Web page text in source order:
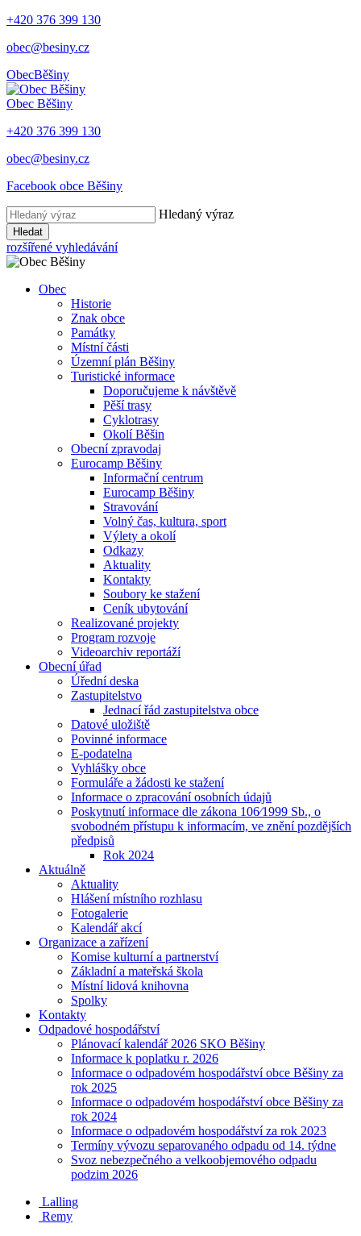
+420 376 399 130
obec@besiny.cz
ObecBěšiny
Obec Běšiny
+420 376 399 130
obec@besiny.cz
Facebook obce Běšiny
Hledaný výraz
Hledat
rozšířené vyhledávání
Obec
Historie
Znak obce
Památky
Místní části
Územní plán Běšiny
Turistické informace
Doporučujeme k návštěvě
Pěší trasy
Cyklotrasy
Okolí Běšin
Obecní zpravodaj
Eurocamp Běšiny
Informační centrum
Eurocamp Běšiny
Stravování
Volný čas, kultura, sport
Výlety a okolí
Odkazy
Aktuality
Kontakty
Soubory ke stažení
Ceník ubytování
Realizované projekty
Program rozvoje
Videoarchiv reportáží
Obecní úřad
Úřední deska
Zastupitelstvo
Jednací řád zastupitelstva obce
Datové uložiště
Povinné informace
E-podatelna
Vyhlášky obce
Formuláře a žádosti ke stažení
Informace o zpracování osobních údajů
Poskytnutí informace dle zákona 106⁄1999 Sb., o
svobodném přístupu k informacím, ve znění pozdějších
předpisů
Rok 2024
Aktuálně
Aktuality
Hlášení místního rozhlasu
Fotogalerie
Kalendář akcí
Organizace a zařízení
Komise kulturní a partnerství
Základní a mateřská škola
Místní lidová knihovna
Spolky
Kontakty
Odpadové hospodářství
Plánovací kalendář 2026 SKO Běšiny
Informace k poplatku r. 2026
Informace o odpadovém hospodářství obce Běšiny za
rok 2025
Informace o odpadovém hospodářství obce Běšiny za
rok 2024
Informace o odpadovém hospodářství za rok 2023
Termíny vývozu separovaného odpadu od 14. týdne
Svoz nebezpečného a velkoobjemového odpadu
podzim 2026
Lalling
Remy